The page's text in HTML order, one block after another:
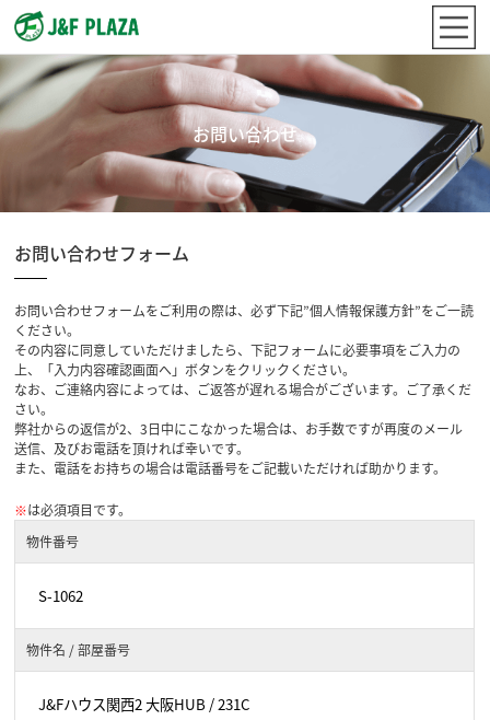
お問い合わせ
お問い合わせフォーム
お問い合わせフォームをご利用の際は、必ず下記”個人情報保護方針”をご一読
ください。
その内容に同意していただけましたら、下記フォームに必要事項をご入力の
上、「入力内容確認画面へ」ボタンをクリックください。
なお、ご連絡内容によっては、ご返答が遅れる場合がございます。ご了承くだ
さい。
弊社からの返信が2、3日中にこなかった場合は、お手数ですが再度のメール
送信、及びお電話を頂ければ幸いです。
また、電話をお持ちの場合は電話番号をご記載いただければ助かります。
※は必須項目です。
物件番号
物件名 / 部屋番号